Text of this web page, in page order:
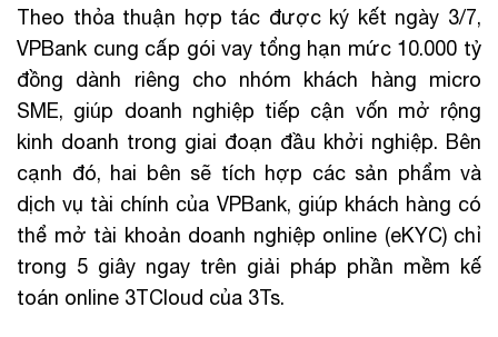
Theo thỏa thuận hợp tác được ký kết ngày 3/7,
VPBank cung cấp gói vay tổng hạn mức 10.000 tỷ
đồng dành riêng cho nhóm khách hàng micro
SME, giúp doanh nghiệp tiếp cận vốn mở rộng
kinh doanh trong giai đoạn đầu khởi nghiệp. Bên
cạnh đó, hai bên sẽ tích hợp các sản phẩm và
dịch vụ tài chính của VPBank, giúp khách hàng có
thể mở tài khoản doanh nghiệp online (eKYC) chỉ
trong 5 giây ngay trên giải pháp phần mềm kế
toán online 3TCloud của 3Ts.